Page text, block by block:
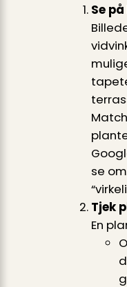
Se
se
Tjek
En